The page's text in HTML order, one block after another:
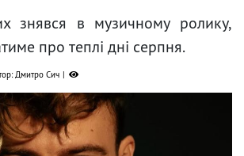
знявся в музичному ролику,
про теплі дні серпня.
Дмитро Сич